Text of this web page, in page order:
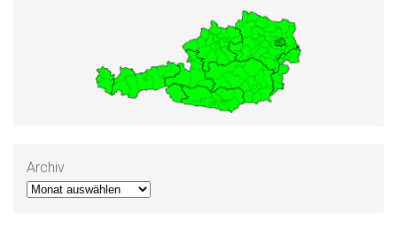
Archiv